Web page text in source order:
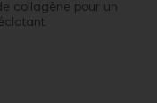
collagène pour un